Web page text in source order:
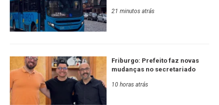
21 minutos atrás
Friburgo: Prefeito faz novas
mudanças no secretariado
10 horas atrás